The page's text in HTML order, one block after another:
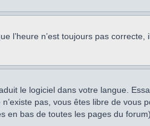
l’heure n’est toujours pas
le logiciel dans votre langue.
pas, vous êtes libre de
en bas de toutes les pages du forum).